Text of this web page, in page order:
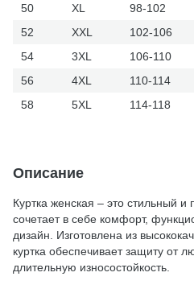
50
XL 98-102
52
XXL 102-106
54
3XL 106-110
56
4XL 110-114
58
5XL 114-118
Описание
Куртка женская – это стильный
сочетает в себе комфорт,
дизайн. Изготовлена из
куртка обеспечивает защиту от
длительную износостойкость.